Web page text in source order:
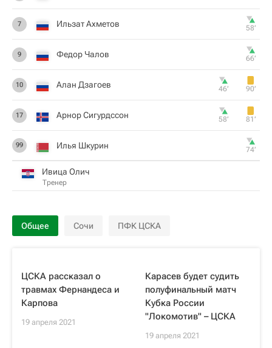
7 Ильзат Ахметов 58‎’‎
9 Федор Чалов 66‎’‎
10 Алан Дзагоев 46‎’‎ 90‎’‎
17 Арнор Сигурдссон 58‎’‎ 81‎’‎
99 Илья Шкурин 74‎’‎
Ивица Олич
Тренер
Общее Сочи ПФК ЦСКА
ЦСКА рассказал о
травмах Фернандеса и
Карпова
19 апреля 2021
Карасев будет судить
полуфинальный матч
Кубка России
"Локомотив" – ЦСКА
19 апреля 2021